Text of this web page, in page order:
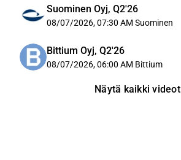
Suominen Oyj, Q2'26
08/07/2026, 07:30 AM Suominen
Bittium Oyj, Q2'26
08/07/2026, 06:00 AM Bittium
Näytä kaikki videot